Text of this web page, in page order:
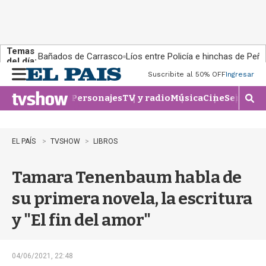
Temas
del día:Bañados de Carrasco Líos entre Policía e hinchas de
n
u
Suscribite al 50% OFFIngresar
PersonajesTV y radioMúsicaCineSeries
M
o
�
EL PAÍS TVSHOW LIBROS
Tamara Tenenbaum habla de
su primera novela, la escritura
y "El fin del amor"
04/06/2021, 22:48